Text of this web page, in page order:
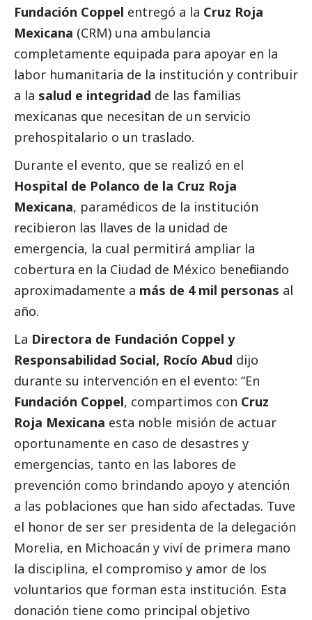
Fundación Coppel entregó a la Cruz Roja
Mexicana (CRM) una ambulancia
completamente equipada para apoyar en la
labor humanitaria de la institución y contribuir
a la salud e integridad de las familias
mexicanas que necesitan de un servicio
prehospitalario o un traslado.
Durante el evento, que se realizó en el
Hospital de Polanco de la Cruz Roja
Mexicana, paramédicos de la institución
recibieron las llaves de la unidad de
emergencia, la cual permitirá ampliar la
cobertura en la Ciudad de México beneficiando
aproximadamente a más de 4 mil personas al
año.
La Directora de Fundación Coppel y
Responsabilidad Social, Rocío Abud dijo
durante su intervención en el evento: “En
Fundación Coppel, compartimos con Cruz
Roja Mexicana esta noble misión de actuar
oportunamente en caso de desastres y
emergencias, tanto en las labores de
prevención como brindando apoyo y atención
a las poblaciones que han sido afectadas. Tuve
el honor de ser ser presidenta de la delegación
Morelia, en Michoacán y viví de primera mano
la disciplina, el compromiso y amor de los
voluntarios que forman esta institución. Esta
donación tiene como principal objetivo